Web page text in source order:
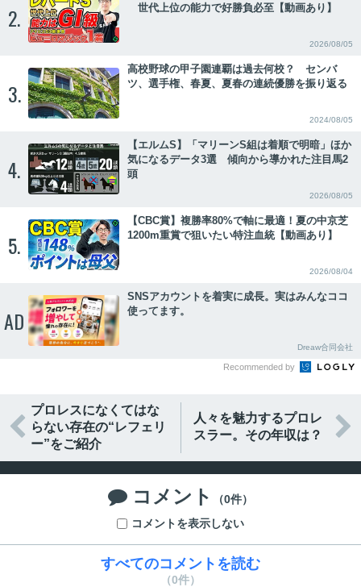
2.
世代上位の能力で好勝負必至【動画あり】
2026/08/05
3.
高校野球の甲子園連覇は過去何校？ センバ
ツ、選手権、春夏、夏春の連続優勝を振り返る
2024/08/05
4.
【エルムS】「マリーンS組は着順で明暗」ほか
気になるデータ3選 傾向から導かれた注目馬2
頭
2026/08/05
5.
【CBC賞】複勝率80%で軸に最適！夏の中京芝
1200m重賞で狙いたい特注血統【動画あり】
2026/08/04
AD
SNSアカウントを着実に成長。実はみんなココ
使ってます。
Dreaw合同会社
Recommended by

プロレスになくてはな
らない存在の“レフェリ
ー”をご紹介
人々を魅力するプロレ
スラー。その年収は？

 コメント
（0件）
コメントを表示しない
すべてのコメントを読む
（0件）